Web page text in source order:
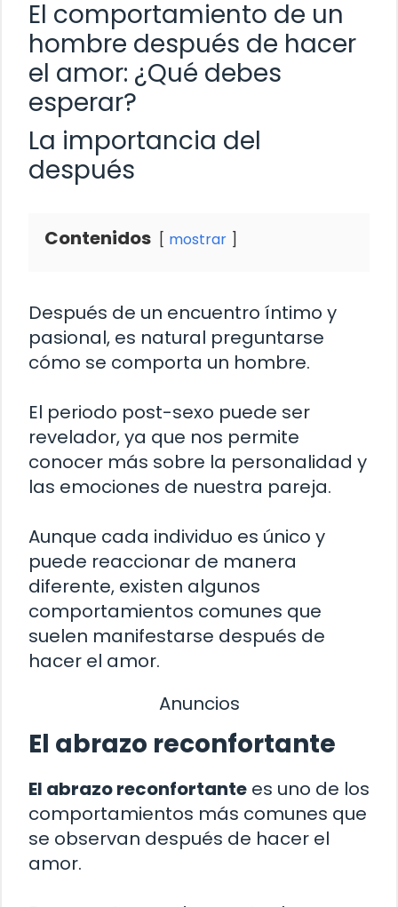
El comportamiento de un
hombre después de hacer
el amor: ¿Qué debes
esperar?
La importancia del
después
Contenidos mostrar
Después de un encuentro íntimo y
pasional, es natural preguntarse
cómo se comporta un hombre.
El periodo post-sexo puede ser
revelador, ya que nos permite
conocer más sobre la personalidad y
las emociones de nuestra pareja.
Aunque cada individuo es único y
puede reaccionar de manera
diferente, existen algunos
comportamientos comunes que
suelen manifestarse después de
hacer el amor.
Anuncios
El abrazo reconfortante
El abrazo reconfortante es uno de los
comportamientos más comunes que
se observan después de hacer el
amor.